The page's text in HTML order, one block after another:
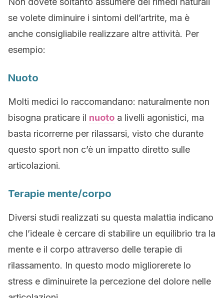
se volete diminuire i sintomi dell’artrite, ma è
anche consigliabile realizzare altre attività. Per
esempio:
Nuoto
Molti medici lo raccomandano: naturalmente non
bisogna praticare il nuoto a livelli agonistici, ma
basta ricorrerne per rilassarsi, visto che durante
questo sport non c’è un impatto diretto sulle
articolazioni.
Terapie mente/corpo
Diversi studi realizzati su questa malattia indicano
che l’ideale è cercare di stabilire un equilibrio tra la
mente e il corpo attraverso delle terapie di
rilassamento. In questo modo migliorerete lo
stress e diminuirete la percezione del dolore nelle